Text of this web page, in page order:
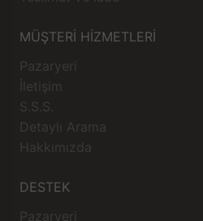
MÜŞTERİ HİZMETLERİ
Pazaryeri
İletişim
S.S.S.
Detaylı Arama
Hakkımızda
DESTEK
Pazaryeri